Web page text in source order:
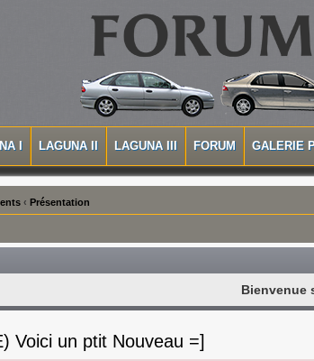
I LAGUNA II LAGUNA III FORUM GALERIE
‹ Présentation
Bienvenue
Voici un ptit Nouveau =]